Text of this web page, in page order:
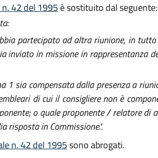
42 del 1995 è sostituito dal seguente:
partecipato ad altra riunione, in
inviato in missione in rappresentanza
sia compensata dalla presenza a
di cui il consigliere non è
o quale proponente / relatore di
risposta in Commissione.".
n. 42 del 1995sono abrogati.